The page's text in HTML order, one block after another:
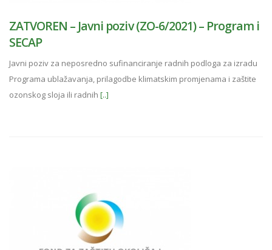
ZATVOREN – Javni poziv (ZO-6/2021) – Program i
SECAP
Javni poziv za neposredno sufinanciranje radnih podloga za izradu
Programa ublažavanja, prilagodbe klimatskim promjenama i zaštite
ozonskog sloja ili radnih [..]